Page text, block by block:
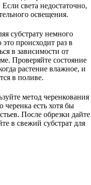
света недостаточно,
освещения.
субстрату немного
происходит раз в
в зависимости от
Проверяйте состояние
растение влажное, и
в поливе.
метод черенкования
черенка есть хотя бы
После обрезки дайте
в свежий субстрат для